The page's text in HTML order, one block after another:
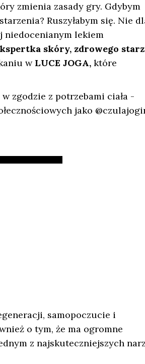
zmienia zasady gry. Gdybym
Ruszyłabym się. Nie
niedocenianym lekiem
skóry, zdrowego
wLUCE JOGA,które
zgodzie z potrzebami ciała -
jako
samopoczucie i
o tym, że ma ogromne
z najskuteczniejszych